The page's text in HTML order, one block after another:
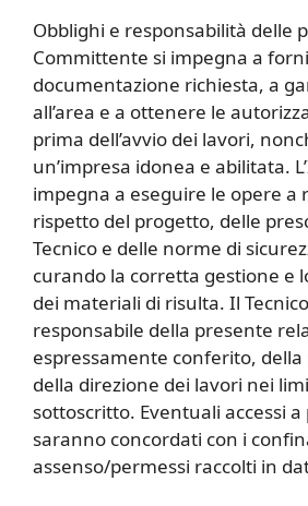
Obblighi e responsabilità delle
Committente si impegna a
documentazione richiesta, a
all’area e a ottenere le
prima dell’avvio dei lavori,
un’impresa idonea e abilitata.
impegna a eseguire le opere a
rispetto del progetto, delle
Tecnico e delle norme di
curando la corretta gestione e
dei materiali di risulta. Il
responsabile della presente
espressamente conferito,
della direzione dei lavori nei
sottoscritto. Eventuali accessi
saranno concordati con i
assenso/permessi raccolti in